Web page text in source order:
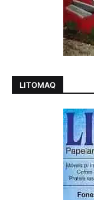
LITOMAQ